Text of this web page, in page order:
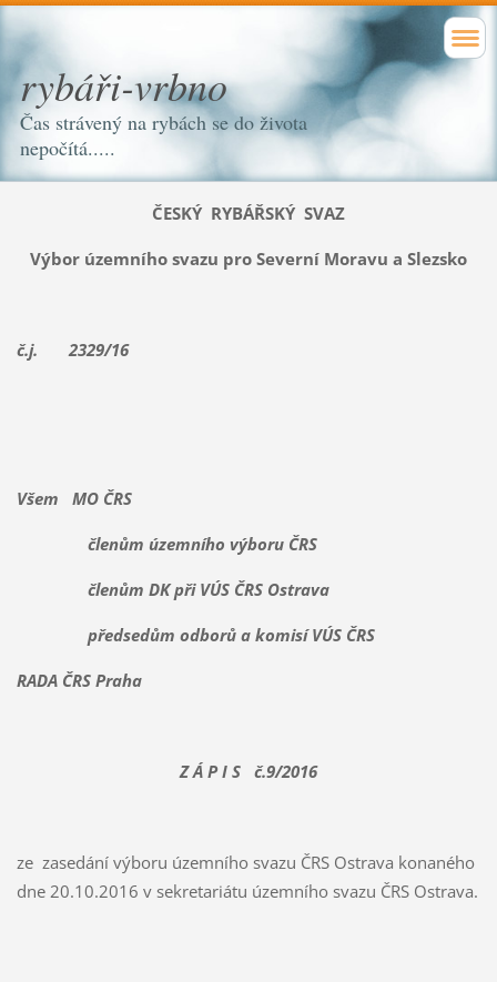
rybáři-vrbno
Čas strávený na rybách se do života
nepočítá.....
ČESKÝ RYBÁŘSKÝ SVAZ
Výbor územního svazu pro Severní Moravu a Slezsko
č.j. 2329/16
Všem MO ČRS
členům územního výboru ČRS
členům DK při VÚS ČRS Ostrava
předsedům odborů a komisí VÚS ČRS
RADA ČRS Praha
Z Á P I S č.9/2016
ze zasedání výboru územního svazu ČRS Ostrava konaného
dne 20.10.2016 v sekretariátu územního svazu ČRS Ostrava.